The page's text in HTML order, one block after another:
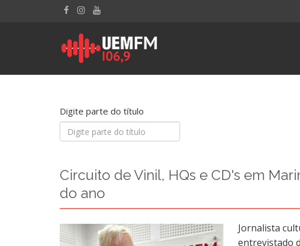
Digite parte do título
Circuito de Vinil, HQs e CD's em
do ano
Jornalista
entrevistado